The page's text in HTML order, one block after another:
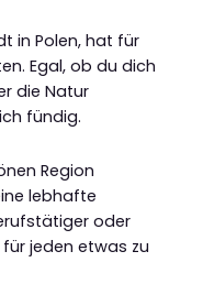
in Polen, hat für
Egal, ob du dich
die Natur
fündig.
Region
lebhafte
oder
jeden etwas zu